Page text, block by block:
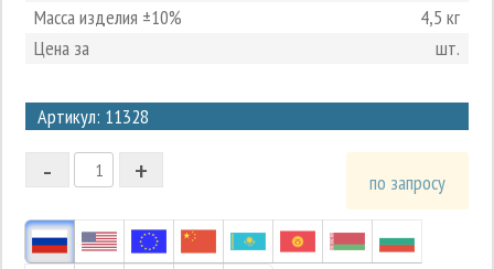
Масса изделия ±10%
4,5 кг
Цена за
шт.
Артикул: 11328
2
1
-1
+
- по запросу